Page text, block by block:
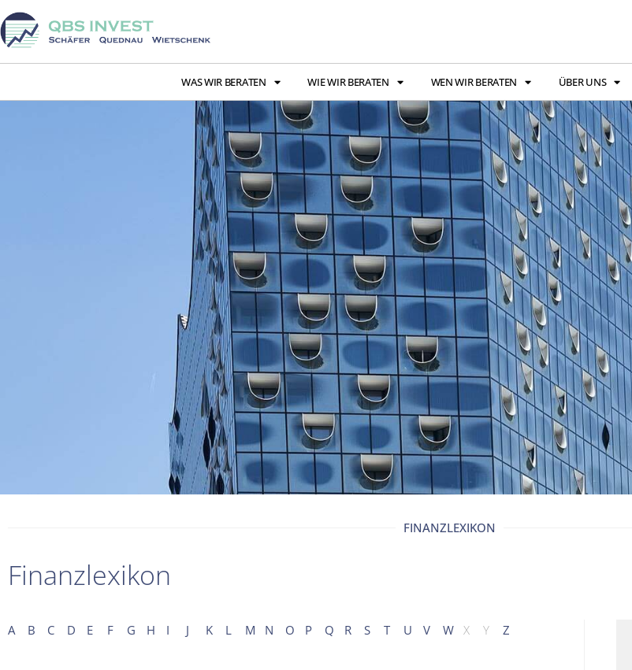
WAS WIR BERATEN WIE WIR BERATEN WEN WIR BERATEN ÜBER UNS
FINANZLEXIKON
Finanzlexikon
A B C D E F G H I J K L M N O P Q R S T U V W X Y Z